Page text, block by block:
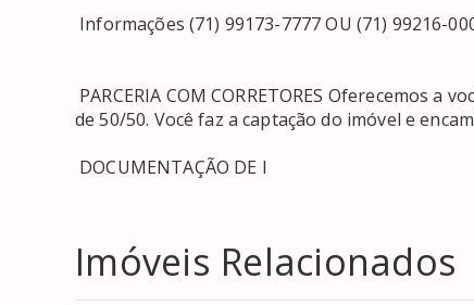
de 50/50. Você faz a captação do imóvel e
DOCUMENTAÇÃO DE I
Imóveis Relacionados